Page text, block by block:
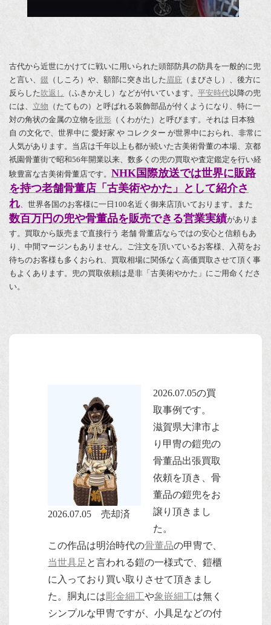
古代から近世にかけてに戦いに用いられた頭部防具の防具を一般的に兜
と言い、 錣 （しころ）や、額部に突き出した 眉庇 （まびさし）、後方に
反らした吹返し （ふきかえし）などが付いています。 平安時代以降の兜
には、 立物 （たてもの）と呼ばれる装飾部品が付くようになり、特に一
対の角状の金属の立物を鍬形 （くわがた）と呼びます。それは 日本独
自 の文化で、世界中に 愛好家 や コレクター が世界中におられ、非常に
人気があります。当店は千年以上も都が続いた古美術骨董の本場、京都
祇園骨董街で昭和56年開業以来、数多くの兜の買取や査定鑑定を行い経
験豊富な古美術骨董店です。 NHK国際放送では世界に販路
を持つ老舗骨董店「古美術やかた」として紹介さ
れ 、世界各国のお客様に一日100名近く御来店頂いております。また
数百万円の兜や骨董品を販売できる営業実績がありま
す。買取から販売まで直接行う 老舗 骨董店ならではの安心と信頼もあ
り、中間マージンもありません。ご注文を頂いているお客様、入荷をお
待ちのお客様も多くおられ、買取相場に関係なく高価買取させて頂く事
もよくあります。兜の買取依頼は是非「古美術やかた」にご用命くださ
い。
2026.07.05 売却済
2026.07.05の買
取事例です。
滋賀県大津市よ
り甲冑の鎧兜の
骨董品出張買取
依頼を頂き、骨
董品の鎧兜をお
譲り頂きまし
た。
この作品は明治時代の骨董品の甲冑で、
当世具足 と言われる鎧の一様式で、鎧櫃
に入っており買い取りさせて頂きまし
た。胴丸には彫金細工や象嵌細工は無く
シンプルな甲冑ですが、小具足などの付